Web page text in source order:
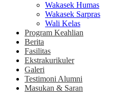
Wakasek Humas
Wakasek Sarpras
Wali Kelas
Program Keahlian
Berita
Fasilitas
Ekstrakurikuler
Galeri
Testimoni Alumni
Masukan & Saran